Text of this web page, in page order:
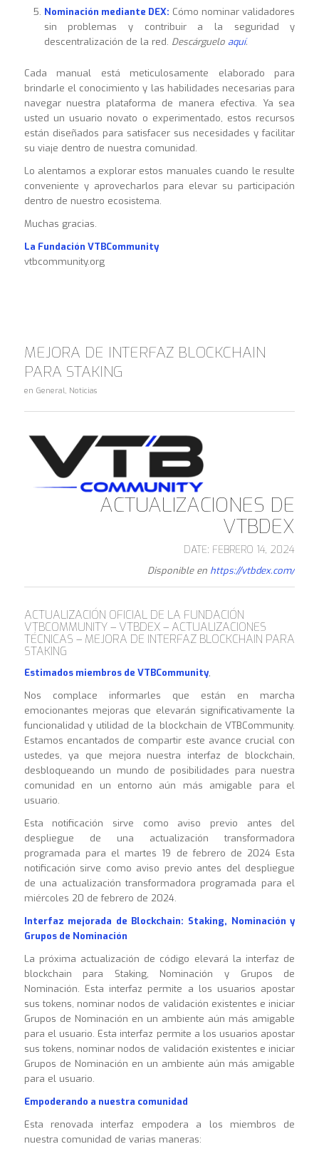
Nominación mediante DEX: Cómo nominar validadores
sin problemas y contribuir a la seguridad y
descentralización de la red. Descárguelo aquí.
Cada manual está meticulosamente elaborado para
brindarle el conocimiento y las habilidades necesarias para
navegar nuestra plataforma de manera efectiva. Ya sea
usted un usuario novato o experimentado, estos recursos
están diseñados para satisfacer sus necesidades y facilitar
su viaje dentro de nuestra comunidad.
Lo alentamos a explorar estos manuales cuando le resulte
conveniente y aprovecharlos para elevar su participación
dentro de nuestro ecosistema.
Muchas gracias.
La Fundación VTBCommunity
vtbcommunity.org
MEJORA DE INTERFAZ BLOCKCHAIN
PARA STAKING
en General Noticias
ACTUALIZACIONES DE
VTBDEX
DATE: FEBRERO 14, 2024
Disponible en https://vtbdex.com/
ACTUALIZACIÓN OFICIAL DE LA FUNDACIÓN
VTBCOMMUNITY – VTBDEX – ACTUALIZACIONES
TÉCNICAS – MEJORA DE INTERFAZ BLOCKCHAIN PARA
STAKING
Estimados miembros de VTBCommunity,
Nos complace informarles que están en marcha
emocionantes mejoras que elevarán significativamente la
funcionalidad y utilidad de la blockchain de VTBCommunity.
Estamos encantados de compartir este avance crucial con
ustedes, ya que mejora nuestra interfaz de blockchain,
desbloqueando un mundo de posibilidades para nuestra
comunidad en un entorno aún más amigable para el
usuario.
Esta notificación sirve como aviso previo antes del
despliegue de una actualización transformadora
programada para el martes 19 de febrero de 2024 Esta
notificación sirve como aviso previo antes del despliegue
de una actualización transformadora programada para el
miércoles 20 de febrero de 2024.
Interfaz mejorada de Blockchain: Staking, Nominación y
Grupos de Nominación
La próxima actualización de código elevará la interfaz de
blockchain para Staking, Nominación y Grupos de
Nominación. Esta interfaz permite a los usuarios apostar
sus tokens, nominar nodos de validación existentes e iniciar
Grupos de Nominación en un ambiente aún más amigable
para el usuario. Esta interfaz permite a los usuarios apostar
sus tokens, nominar nodos de validación existentes e iniciar
Grupos de Nominación en un ambiente aún más amigable
para el usuario.
Empoderando a nuestra comunidad
Esta renovada interfaz empodera a los miembros de
nuestra comunidad de varias maneras: